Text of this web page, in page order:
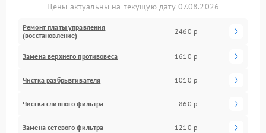
Цены актуальны на текущую дату 07.08.2026
Ремонт платы управления
(восстановление)
2460 р
Замена верхнего противовеса 1610 р
Чистка разбрызгивателя 1010 р
Чистка сливного фильтра 860 р
Замена сетевого фильтра 1210 р